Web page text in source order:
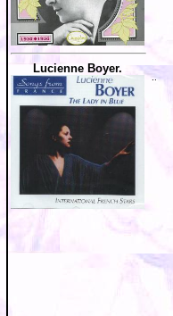
Lucienne Boyer.
..